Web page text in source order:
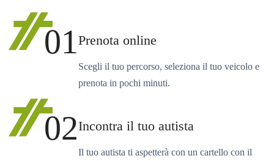
01Prenota online
Scegli il tuo percorso, seleziona il tuo veicolo e
prenota in pochi minuti.
02Incontra il tuo autista
Il tuo autista ti aspetterà con un cartello con il